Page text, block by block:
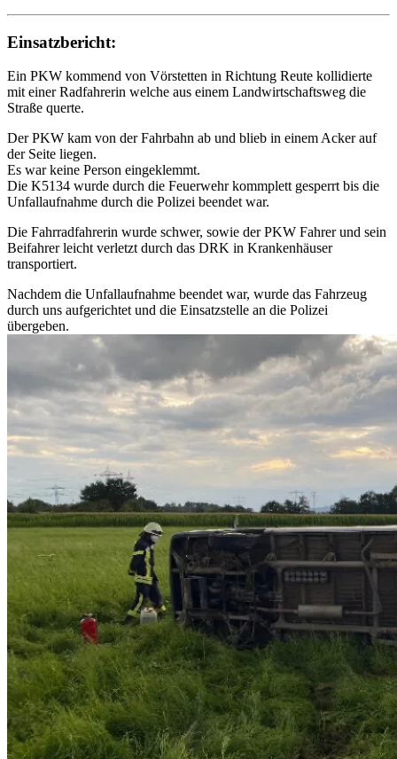
Einsatzbericht:
Ein PKW kommend von Vörstetten in Richtung Reute kollidierte
mit einer Radfahrerin welche aus einem Landwirtschaftsweg die
Straße querte.
Der PKW kam von der Fahrbahn ab und blieb in einem Acker auf
der Seite liegen.
Es war keine Person eingeklemmt.
Die K5134 wurde durch die Feuerwehr kommplett gesperrt bis die
Unfallaufnahme durch die Polizei beendet war.
Die Fahrradfahrerin wurde schwer, sowie der PKW Fahrer und sein
Beifahrer leicht verletzt durch das DRK in Krankenhäuser
transportiert.
Nachdem die Unfallaufnahme beendet war, wurde das Fahrzeug
durch uns aufgerichtet und die Einsatzstelle an die Polizei
übergeben.